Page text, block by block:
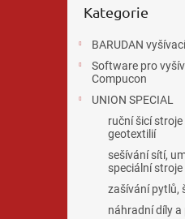
kategorie
Kategorie
BARUDAN
Software pro
Compucon
UNION SPECIAL
ruční šicí
geotextilií
sešívání sítí,
speciální stroje
zašívání pytlů,
náhradní díly